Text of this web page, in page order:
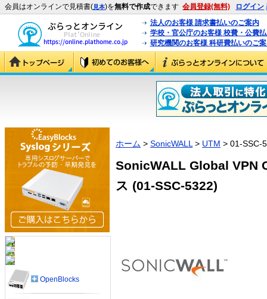
会員はオンラインで見積書(見本)を無料で作成できます 会員登録(無料) ログイン
法人のお客様 請求書払いのご案内
学校・官公庁のお客様 校費・公費
研究機関のお客様 科研費払いのご
ホーム > SonicWALL > UTM > 01-SSC-
SonicWALL Global VPN
ス (01-SSC-5322)
OpenBlocks